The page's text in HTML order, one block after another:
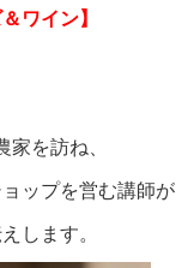
ワイン】
を訪ね、
ップを営む講師が
します。